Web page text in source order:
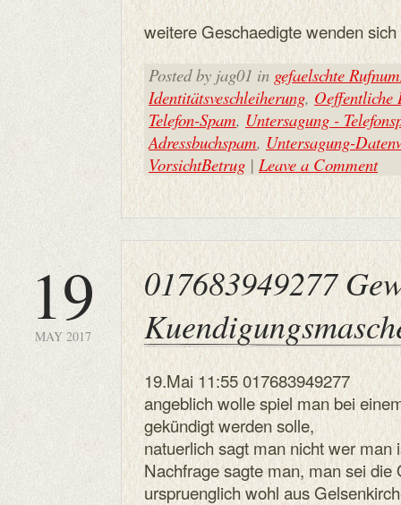
weitere Geschaedigte wenden
Posted by jag01 in gefaelschte
Identitätsveschleiherung, Oeffentliche
Telefon-Spam, Untersagung -
Adressbuchspam, Untersagung-
VorsichtBetrug | Leave a Comment
19
MAY 2017
017683949277
19.Mai 11:55 017683949277
angeblich wolle spiel man bei
gekündigt werden solle,
natuerlich sagt man nicht wer man
Nachfrage sagte man, man sei
urspruenglich wohl aus